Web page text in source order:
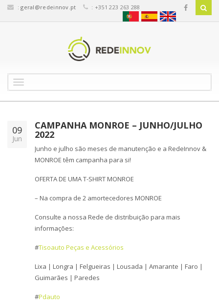
:geral@redeinnov.pt : +351 223 263 288
o
g
l
a
v
g
t
o
09
Jun
CAMPANHA MONROE – JUNHO/JULHO
2022
Junho e julho são meses de manutenção e a RedeInnov &
MONROE têm campanha para si!
OFERTA DE UMA T-SHIRT MONROE
– Na compra de 2 amortecedores MONROE
Consulte a nossa Rede de distribuição para mais
informações:
#Tisoauto Peças e Acessórios
Lixa | Longra | Felgueiras | Lousada | Amarante | Faro |
Guimarães | Paredes
#Pdauto